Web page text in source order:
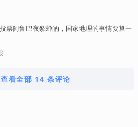
票阿鲁巴夜貂蝉的，国家地理的事情要算一
看全部 14 条评论